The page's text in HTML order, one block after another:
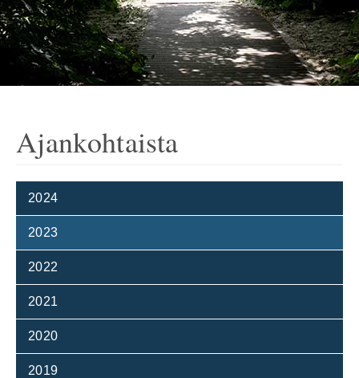
Ajankohtaista
2024
2023
2022
2021
2020
2019